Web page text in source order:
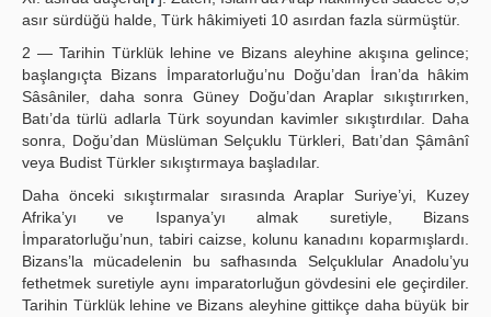
asır sürdüğü halde, Türk hâkimiyeti 10 asırdan fazla sürmüştür.
2 — Tarihin Türklük lehine ve Bizans aleyhine akışına gelince;
başlangıçta Bizans İmparatorluğu’nu Doğu’dan İran’da hâkim
Sâsâniler, daha sonra Güney Doğu’dan Araplar sıkıştırırken,
Batı’da türlü adlarla Türk soyundan kavimler sıkıştırdılar. Daha
sonra, Doğu’dan Müslüman Selçuklu Türkleri, Batı’dan Şâmânî
veya Budist Türkler sıkıştırmaya başladılar.
Daha önceki sıkıştırmalar sırasında Araplar Suriye’yi, Kuzey
Afrika’yı ve Ispanya’yı almak suretiyle, Bizans
İmparatorluğu’nun, tabiri caizse, kolunu kanadını koparmışlardı.
Bizans’la mücadelenin bu safhasında Selçuklular Anadolu’yu
fethetmek suretiyle aynı imparatorluğun gövdesini ele geçirdiler.
Tarihin Türklük lehine ve Bizans aleyhine gittikçe daha büyük bir